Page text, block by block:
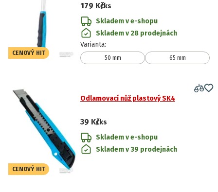
CENOVÝ HIT
179 Kč/ks
Skladem v e-shopu
Skladem v 28 prodejnách
Varianta:
50 mm 65 mm
CENOVÝ HIT
Odlamovací nůž plastový SK4
39 Kč/ks
Skladem v e-shopu
Skladem v 39 prodejnách